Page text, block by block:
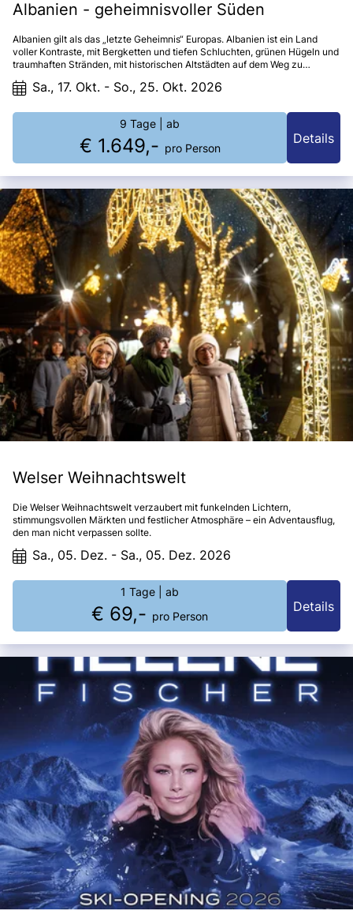
Albanien - geheimnisvoller Süden
Albanien gilt als das „letzte Geheimnis“ Europas. Albanien ist ein Land
voller Kontraste, mit Bergketten und tiefen Schluchten, grünen Hügeln und
traumhaften Stränden, mit historischen Altstädten auf dem Weg zu
modernem Tourismus.
Sa., 17. Okt. - So., 25. Okt. 2026
9 Tage | ab
€ 1.649,- pro Person
Details
Welser Weihnachtswelt
Die Welser Weihnachtswelt verzaubert mit funkelnden Lichtern,
stimmungsvollen Märkten und festlicher Atmosphäre – ein Adventausflug,
den man nicht verpassen sollte.
Sa., 05. Dez. - Sa., 05. Dez. 2026
1 Tage | ab
€ 69,- pro Person
Details